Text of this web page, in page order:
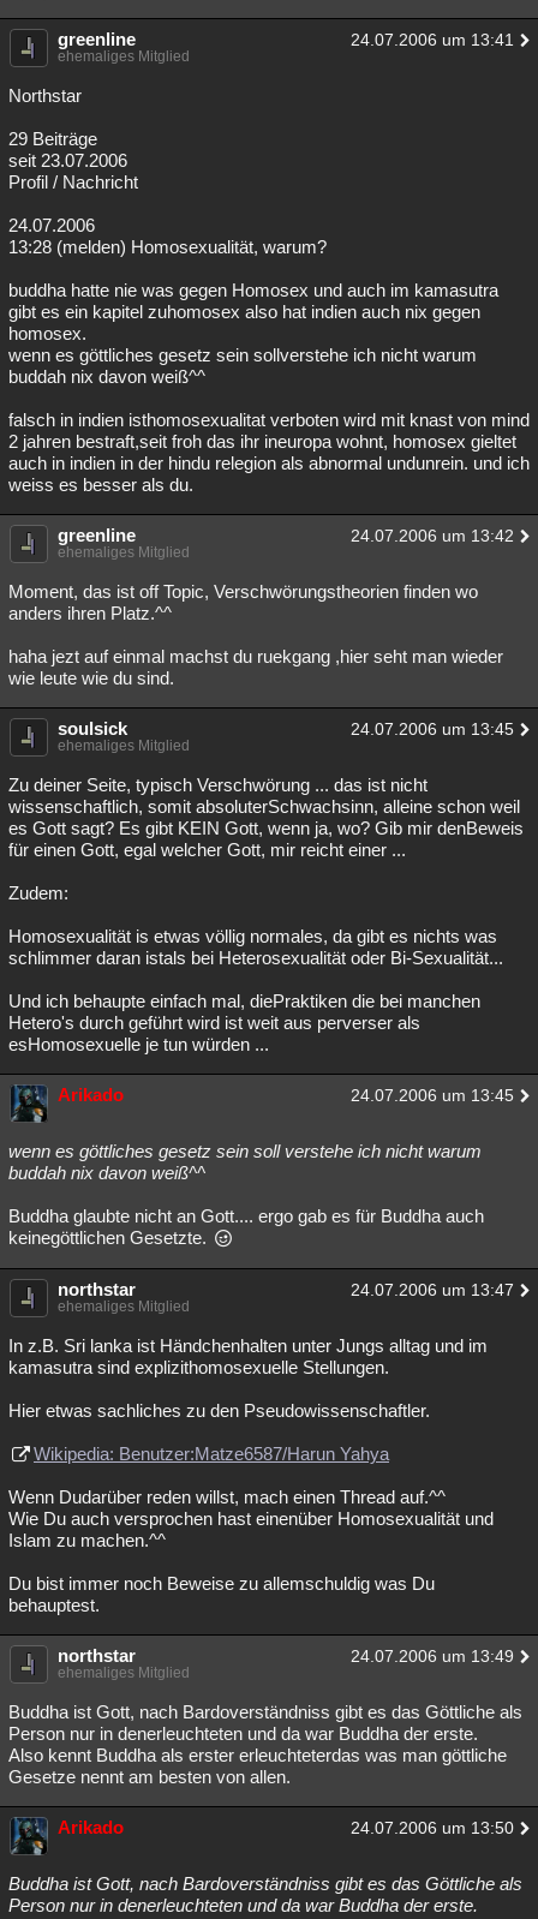
greenline 24.07.2006 um 13:41
ehemaliges Mitglied
Northstar
29 Beiträge
seit 23.07.2006
Profil / Nachricht
24.07.2006
13:28 (melden) Homosexualität, warum?
buddha hatte nie was gegen Homosex und auch im kamasutra
gibt es ein kapitel zuhomosex also hat indien auch nix gegen
homosex.
wenn es göttliches gesetz sein sollverstehe ich nicht warum
buddah nix davon weiß^^
falsch in indien isthomosexualitat verboten wird mit knast von mind
2 jahren bestraft,seit froh das ihr ineuropa wohnt, homosex gieltet
auch in indien in der hindu relegion als abnormal undunrein. und ich
weiss es besser als du.
greenline 24.07.2006 um 13:42
ehemaliges Mitglied
Moment, das ist off Topic, Verschwörungstheorien finden wo
anders ihren Platz.^^
haha jezt auf einmal machst du ruekgang ,hier seht man wieder
wie leute wie du sind.
soulsick 24.07.2006 um 13:45
ehemaliges Mitglied
Zu deiner Seite, typisch Verschwörung ... das ist nicht
wissenschaftlich, somit absoluterSchwachsinn, alleine schon weil
es Gott sagt? Es gibt KEIN Gott, wenn ja, wo? Gib mir denBeweis
für einen Gott, egal welcher Gott, mir reicht einer ...
Zudem:
Homosexualität is etwas völlig normales, da gibt es nichts was
schlimmer daran istals bei Heterosexualität oder Bi-Sexualität...
Und ich behaupte einfach mal, diePraktiken die bei manchen
Hetero's durch geführt wird ist weit aus perverser als
esHomosexuelle je tun würden ...
Arikado 24.07.2006 um 13:45
wenn es göttliches gesetz sein soll verstehe ich nicht warum
buddah nix davon weiß^^
Buddha glaubte nicht an Gott.... ergo gab es für Buddha auch
keinegöttlichen Gesetzte.
northstar 24.07.2006 um 13:47
ehemaliges Mitglied
In z.B. Sri lanka ist Händchenhalten unter Jungs alltag und im
kamasutra sind explizithomosexuelle Stellungen.
Hier etwas sachliches zu den Pseudowissenschaftler.
Wikipedia: Benutzer:Matze6587/Harun Yahya
Wenn Dudarüber reden willst, mach einen Thread auf.^^
Wie Du auch versprochen hast einenüber Homosexualität und
Islam zu machen.^^
Du bist immer noch Beweise zu allemschuldig was Du
behauptest.
northstar 24.07.2006 um 13:49
ehemaliges Mitglied
Buddha ist Gott, nach Bardoverständniss gibt es das Göttliche als
Person nur in denerleuchteten und da war Buddha der erste.
Also kennt Buddha als erster erleuchteterdas was man göttliche
Gesetze nennt am besten von allen.
Arikado 24.07.2006 um 13:50
Buddha ist Gott, nach Bardoverständniss gibt es das Göttliche als
Person nur in denerleuchteten und da war Buddha der erste.